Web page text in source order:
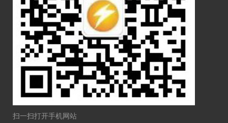
扫一扫打开手机网站